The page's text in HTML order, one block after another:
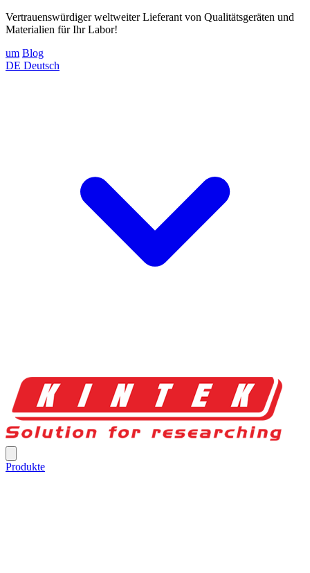
Vertrauenswürdiger weltweiter Lieferant von Qualitätsgeräten und
Materialien für Ihr Labor!
um Blog
DE Deutsch
Produkte